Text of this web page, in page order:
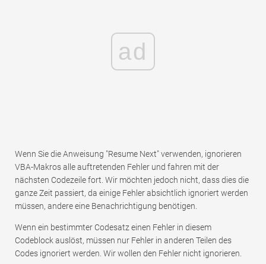
ad
Wenn Sie die Anweisung "Resume Next" verwenden, ignorieren
VBA-Makros alle auftretenden Fehler und fahren mit der
nächsten Codezeile fort. Wir möchten jedoch nicht, dass dies die
ganze Zeit passiert, da einige Fehler absichtlich ignoriert werden
müssen, andere eine Benachrichtigung benötigen.
Wenn ein bestimmter Codesatz einen Fehler in diesem
Codeblock auslöst, müssen nur Fehler in anderen Teilen des
Codes ignoriert werden. Wir wollen den Fehler nicht ignorieren.